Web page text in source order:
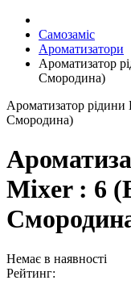
Самозаміс
Ароматизатори
Ароматизатор
Смородина)
Ароматизатор
Смородина)
Mixer : 6
Немає в наявності
Рейтинг: